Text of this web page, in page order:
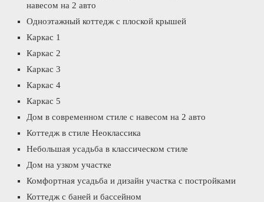
навесом на 2 авто
Одноэтажный коттедж с плоской крышей
Каркас 1
Каркас 2
Каркас 3
Каркас 4
Каркас 5
Дом в современном стиле с навесом на 2 авто
Коттедж в стиле Неоклассика
Небольшая усадьба в классическом стиле
Дом на узком участке
Комфортная усадьба и дизайн участка с постройками
Коттедж с баней и бассейном